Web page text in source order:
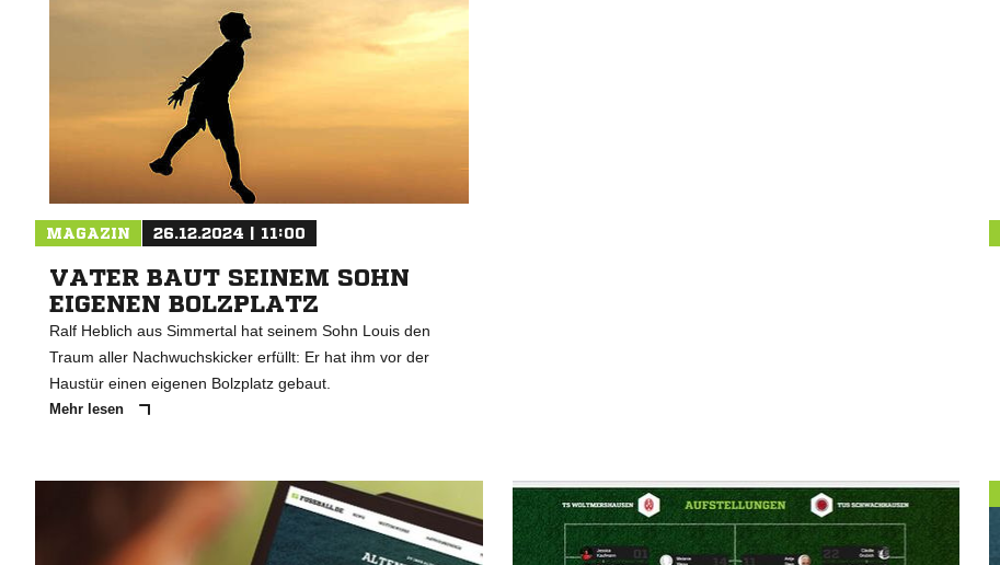
MAGAZIN 26.12.2024 | 11:00
VATER BAUT SEINEM SOHN
EIGENEN BOLZPLATZ
Ralf Heblich aus Simmertal hat seinem Sohn Louis den
Traum aller Nachwuchskicker erfüllt: Er hat ihm vor der
Haustür einen eigenen Bolzplatz gebaut.
Mehr lesen